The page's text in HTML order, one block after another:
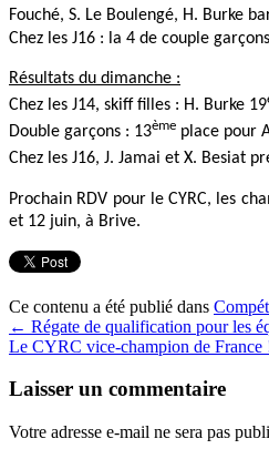
Fouché, S. Le Boulengé, H. Burke
Chez les J16 : la 4 de couple
Résultats du dimanche :
Chez les J14, skiff filles : H. Burke 19
Double garçons : 13ème place pour
Chez les J16, J. Jamai et X. Besiat
Prochain RDV pour le CYRC, les
et 12 juin, à Brive.
Ce contenu a été publié dans
← Régate de qualification pour les
Le CYRC vice-champion de France
Laisser un commentaire
Votre adresse e-mail ne sera pas